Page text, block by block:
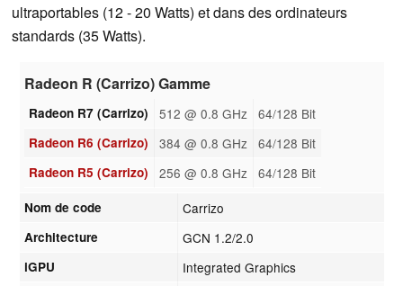
ultraportables (12 - 20 Watts) et dans des ordinateurs
standards (35 Watts).
Radeon R (Carrizo) Gamme
Radeon R7 (Carrizo) 512 @ 0.8 GHz 64/128 Bit
Radeon R6 (Carrizo) 384 @ 0.8 GHz 64/128 Bit
Radeon R5 (Carrizo) 256 @ 0.8 GHz 64/128 Bit
Nom de code Carrizo
Architecture GCN 1.2/2.0
iGPU Integrated Graphics